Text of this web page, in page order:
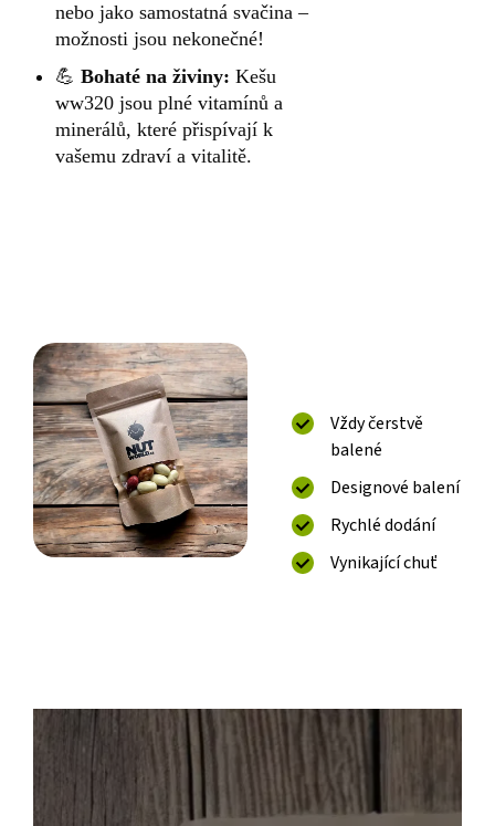
nebo jako samostatná svačina –
možnosti jsou nekonečné!
💪 Bohaté na živiny: Kešu
ww320 jsou plné vitamínů a
minerálů, které přispívají k
vašemu zdraví a vitalitě.
Vždy čerstvě
balené
Designové balení
Rychlé dodání
Vynikající chuť